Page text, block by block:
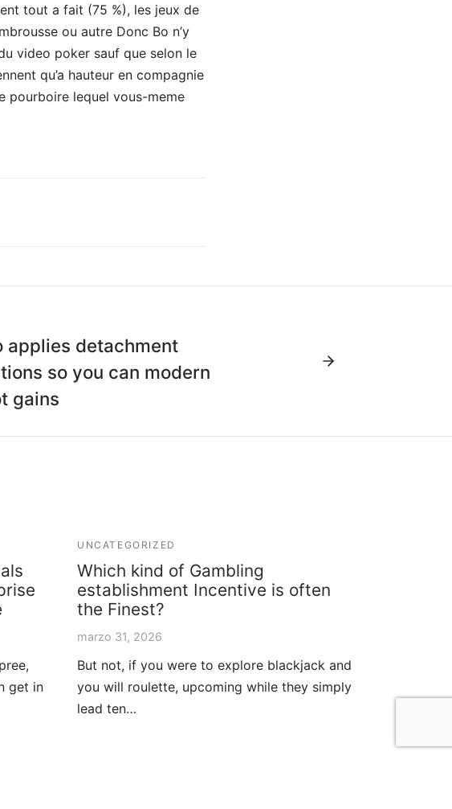
tout a fait (75 %), les jeux de
ou autre Donc Bo n’y
video poker sauf que selon le
qu’a hauteur en compagnie
pourboire lequel vous-meme
applies detachment
so you can modern
gains
get in
UNCATEGORIZED
Which kind of Gambling
establishment Incentive is often
the Finest?
marzo 31, 2026
But not, if you were to explore blackjack and
you will roulette, upcoming while they simply
lead ten…